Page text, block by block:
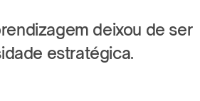
deixou de ser
estratégica.